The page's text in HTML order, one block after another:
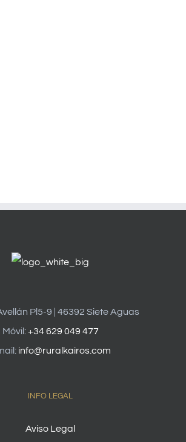
Pl5-9 | 46392 Siete Aguas
Móvil:+34 629 049 477
info@ruralkairos.com
INFO LEGAL
Aviso Legal